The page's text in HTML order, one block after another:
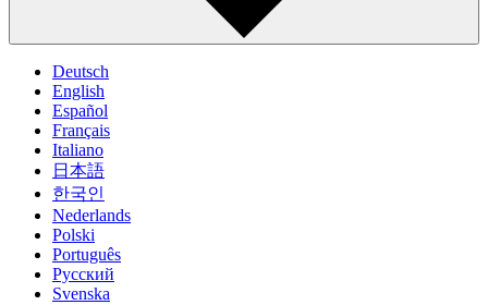
Deutsch
English
Español
Français
Italiano
日本語
한국인
Nederlands
Polski
Português
Pусский
Svenska